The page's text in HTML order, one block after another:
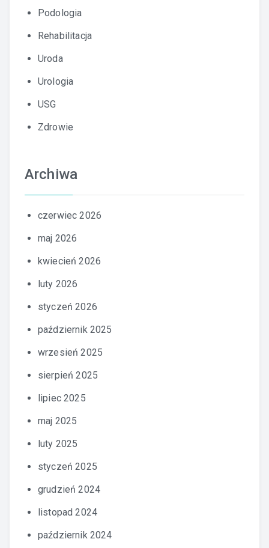
Podologia
Rehabilitacja
Uroda
Urologia
USG
Zdrowie
Archiwa
czerwiec 2026
maj 2026
kwiecień 2026
luty 2026
styczeń 2026
październik 2025
wrzesień 2025
sierpień 2025
lipiec 2025
maj 2025
luty 2025
styczeń 2025
grudzień 2024
listopad 2024
październik 2024